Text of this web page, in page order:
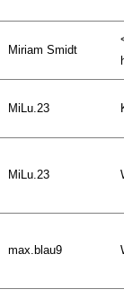
Miriam Smidt
MiLu.23
MiLu.23
max.blau9